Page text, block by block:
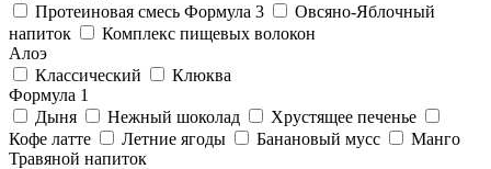
Протеиновая смесь Формула 3
Овсяно-Яблочный
напиток
Комплекс пищевых волокон
Алоэ
Классический
Клюква
Формула 1
Дыня
Нежный шоколад
Хрустящее печенье
Кофе латте
Летние ягоды Банановый мусс
Манго
Травяной напиток